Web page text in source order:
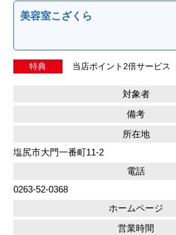
美容室こざくら
特典 当店ポイント2倍サービス
対象者
備考
所在地
塩尻市大門一番町11-2
電話
0263-52-0368
ホームページ
営業時間